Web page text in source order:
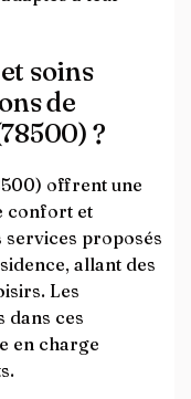
soins
de
?
offrent une
confort et
services proposés
allant des
Les
dans ces
en charge